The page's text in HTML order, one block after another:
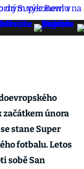
začátkem února
stane Super
fotbalu. Letos
sobě San